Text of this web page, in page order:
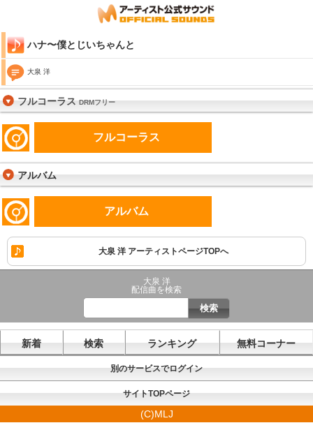
ハナ〜僕とじいちゃんと
大泉 洋
フルコーラスDRMフリー
フルコーラス
アルバム
アルバム
大泉 洋 アーティストページTOPへ
大泉 洋
配信曲を検索
新着 検索 ランキング 無料コーナー
別のサービスでログイン
サイトTOPページ
(C)MLJ